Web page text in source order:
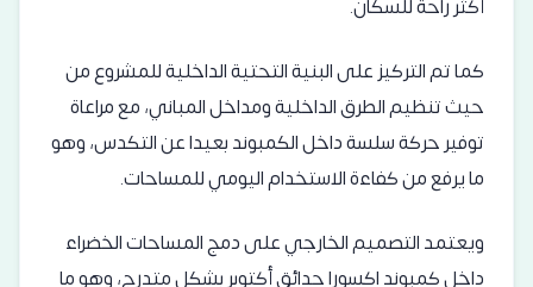
أكثر راحة للسكان.
كما تم التركيز على البنية التحتية الداخلية للمشروع من
حيث تنظيم الطرق الداخلية ومداخل المباني، مع مراعاة
توفير حركة سلسة داخل الكمبوند بعيدا عن التكدس، وهو
ما يرفع من كفاءة الاستخدام اليومي للمساحات.
ويعتمد التصميم الخارجي على دمج المساحات الخضراء
داخل كمبوند اكسورا حدائق أكتوبر بشكل متدرج، وهو ما